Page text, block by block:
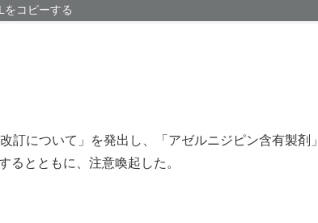
をコピーする
訂について」を発出し、「アゼルニジピン含有製剤」
るとともに、注意喚起した。